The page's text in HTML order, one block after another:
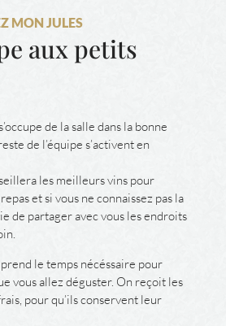
MON JULES
aux petits
de la salle dans la bonne
de l’équipe s’activent en
les meilleurs vins pour
et si vous ne connaissez pas la
de partager avec vous les endroits
le temps nécéssaire pour
vous allez déguster. On reçoit les
pour qu’ils conservent leur